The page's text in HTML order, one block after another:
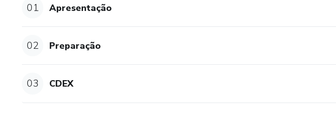
01 Apresentação
02 Preparação
03 CDEX